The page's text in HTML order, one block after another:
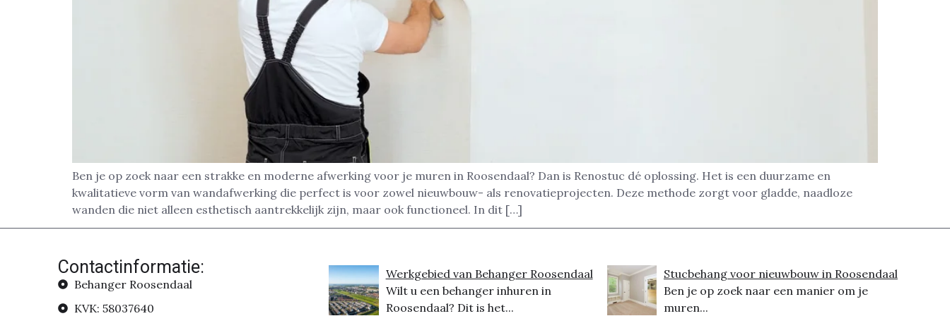
Ben je op zoek naar een strakke en moderne afwerking voor je muren in Roosendaal? Dan is Renostuc dé oplossing. Het is een duurzame en
kwalitatieve vorm van wandafwerking die perfect is voor zowel nieuwbouw- als renovatieprojecten. Deze methode zorgt voor gladde, naadloze
wanden die niet alleen esthetisch aantrekkelijk zijn, maar ook functioneel. In dit […]
Contactinformatie:
Behanger Roosendaal
KVK: 58037640
Werkgebied van Behanger Roosendaal
Wilt u een behanger inhuren in
Roosendaal? Dit is het...
Stucbehang voor nieuwbouw in Roosendaal
Ben je op zoek naar een manier om je
muren...